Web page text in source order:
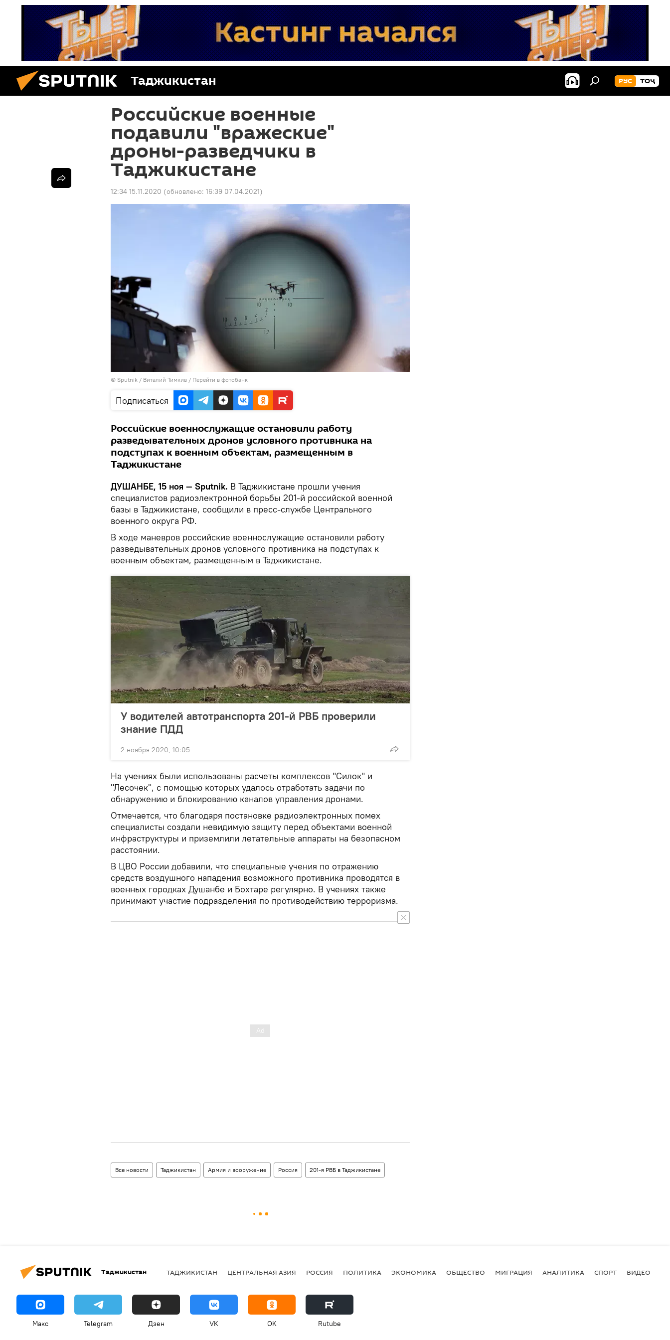
Таджикистан РУС ТОҶ
Российские военные
подавили "вражеские"
дроны-разведчики в
Таджикистане
12:34 15.11.2020 (обновлено: 16:39 07.04.2021)
© Sputnik / Виталий Тимкив / Перейти в фотобанк
Подписаться
Российские военнослужащие остановили работу
разведывательных дронов условного противника на
подступах к военным объектам, размещенным в
Таджикистане
ДУШАНБЕ, 15 ноя — Sputnik. В Таджикистане прошли учения
специалистов радиоэлектронной борьбы 201-й российской военной
базы в Таджикистане, сообщили в пресс-службе Центрального
военного округа РФ.
В ходе маневров российские военнослужащие остановили работу
разведывательных дронов условного противника на подступах к
военным объектам, размещенным в Таджикистане.
У водителей автотранспорта 201-й РВБ проверили
знание ПДД
2 ноября 2020, 10:05
На учениях были использованы расчеты комплексов "Силок" и
"Лесочек", с помощью которых удалось отработать задачи по
обнаружению и блокированию каналов управления дронами.
Отмечается, что благодаря постановке радиоэлектронных помех
специалисты создали невидимую защиту перед объектами военной
инфраструктуры и приземлили летательные аппараты на безопасном
расстоянии.
В ЦВО России добавили, что специальные учения по отражению
средств воздушного нападения возможного противника проводятся в
военных городках Душанбе и Бохтаре регулярно. В учениях также
принимают участие подразделения по противодействию терроризма.
Все новости Таджикистан Армия и вооружение Россия 201-я РВБ в Таджикистане
Таджикистан ТАДЖИКИСТАН ЦЕНТРАЛЬНАЯ АЗИЯ РОССИЯ ПОЛИТИКА ЭКОНОМИКА ОБЩЕСТВО МИГРАЦИЯ АНАЛИТИКА СПОРТ ВИДЕО
Макс Telegram Дзен VK OK Rutube